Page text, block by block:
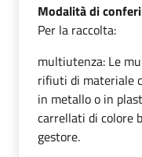
Modalità di
Per la raccolta:
multiutenza: Le
rifiuti di materiale
in metallo o in
carrellati di colore
gestore.